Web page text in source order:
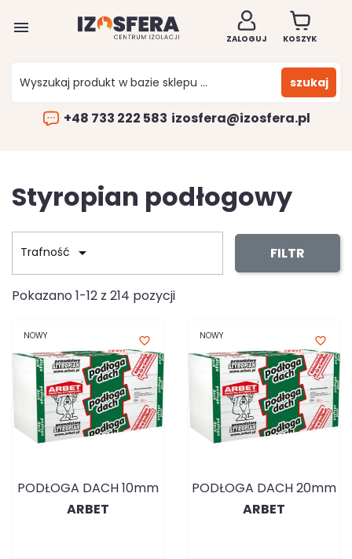

ZALOGUJ KOSZYK
szukaj
+48 733 222 583 izosfera@izosfera.pl
Styropian podłogowy
Trafność  FILTR
Pokazano 1-12 z 214 pozycji
NOWY favorite_border
PODŁOGA DACH 10mm
ARBET
NOWY favorite_border
PODŁOGA DACH 20mm
ARBET